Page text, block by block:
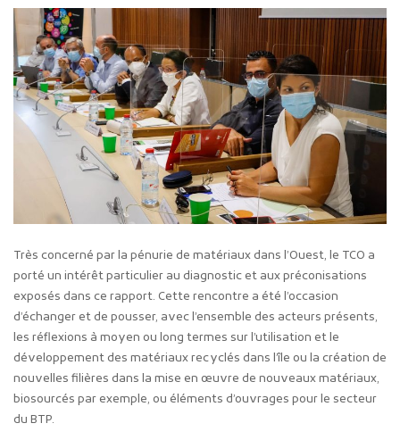
Très concerné par la pénurie de matériaux dans l’Ouest, le TCO a
porté un intérêt particulier au diagnostic et aux préconisations
exposés dans ce rapport. Cette rencontre a été l’occasion
d’échanger et de pousser, avec l’ensemble des acteurs présents,
les réflexions à moyen ou long termes sur l’utilisation et le
développement des matériaux recyclés dans l’île ou la création de
nouvelles filières dans la mise en œuvre de nouveaux matériaux,
biosourcés par exemple, ou éléments d’ouvrages pour le secteur
du BTP.